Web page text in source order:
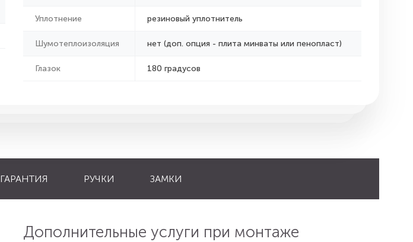
Уплотнение резиновый уплотнитель
Шумотеплоизоляция нет (доп. опция - плита минваты или пенопласт)
Глазок 180 градусов
ГАРАНТИЯ РУЧКИ ЗАМКИ
Дополнительные услуги при монтаже